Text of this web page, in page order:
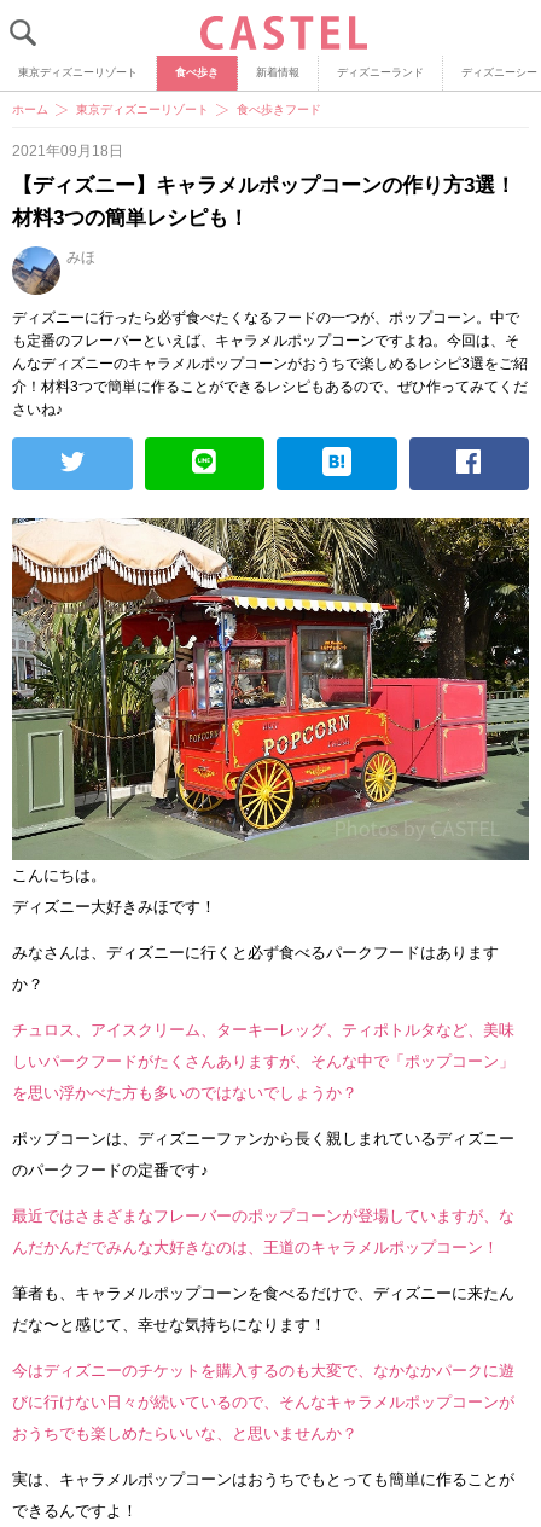
東京ディズニーリゾート 食べ歩き 新着情報 ディズニーランド ディズニーシー
ホーム 東京ディズニーリゾート 食べ歩きフード
2021年09月18日
【ディズニー】キャラメルポップコーンの作り方3選！
材料3つの簡単レシピも！
みほ
ディズニーに行ったら必ず食べたくなるフードの一つが、ポップコーン。中で
も定番のフレーバーといえば、キャラメルポップコーンですよね。今回は、そ
んなディズニーのキャラメルポップコーンがおうちで楽しめるレシピ3選をご紹
介！材料3つで簡単に作ることができるレシピもあるので、ぜひ作ってみてくだ
さいね♪
こんにちは。
ディズニー大好きみほです！
みなさんは、ディズニーに行くと必ず食べるパークフードはあります
か？
チュロス、アイスクリーム、ターキーレッグ、ティポトルタなど、美味
しいパークフードがたくさんありますが、そんな中で「ポップコーン」
を思い浮かべた方も多いのではないでしょうか？
ポップコーンは、ディズニーファンから長く親しまれているディズニー
のパークフードの定番です♪
最近ではさまざまなフレーバーのポップコーンが登場していますが、な
んだかんだでみんな大好きなのは、王道のキャラメルポップコーン！
筆者も、キャラメルポップコーンを食べるだけで、ディズニーに来たん
だな〜と感じて、幸せな気持ちになります！
今はディズニーのチケットを購入するのも大変で、なかなかパークに遊
びに行けない日々が続いているので、そんなキャラメルポップコーンが
おうちでも楽しめたらいいな、と思いませんか？
実は、キャラメルポップコーンはおうちでもとっても簡単に作ることが
できるんですよ！